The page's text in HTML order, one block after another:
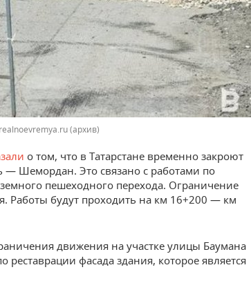
(архив)
о том, что в Татарстане временно закроют
— Шемордан. Это связано с работами по
пешеходного перехода. Ограничение
Работы будут проходить на км 16+200 — км
движения на участке улицы Баумана
реставрации фасада здания, которое является